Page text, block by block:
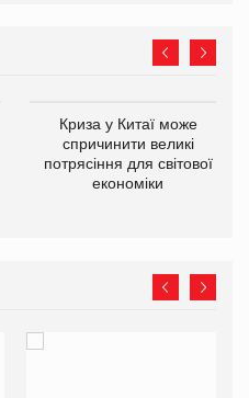
Криза у Китаї може
спричинити великі
потрясіння для світової
економіки